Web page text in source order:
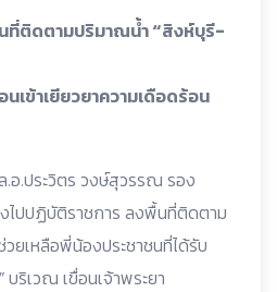
ที่ติดตามปริมาณน้ำ “สิงห์บุรี-
เข้าเยียวยาความเดือดร้อน
.ประวิตร วงษ์สุวรรณ รอง
ไปปฏิบัติราชการ ลงพื้นที่ติดตาม
ยเหลือพี่น้องประชาชนที่ได้รับ
บริเวณ เขื่อนเจ้าพระยา